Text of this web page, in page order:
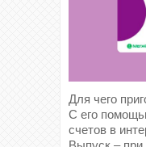
Для чего
С его
счетов в